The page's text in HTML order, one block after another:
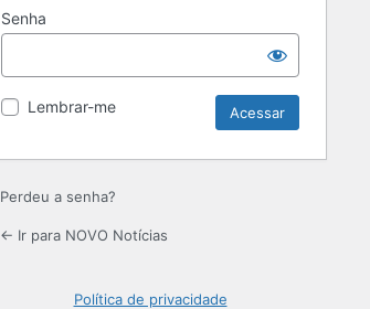
Senha
Lembrar-me
Perdeu a senha?
← Ir para NOVO Notícias
Política de privacidade